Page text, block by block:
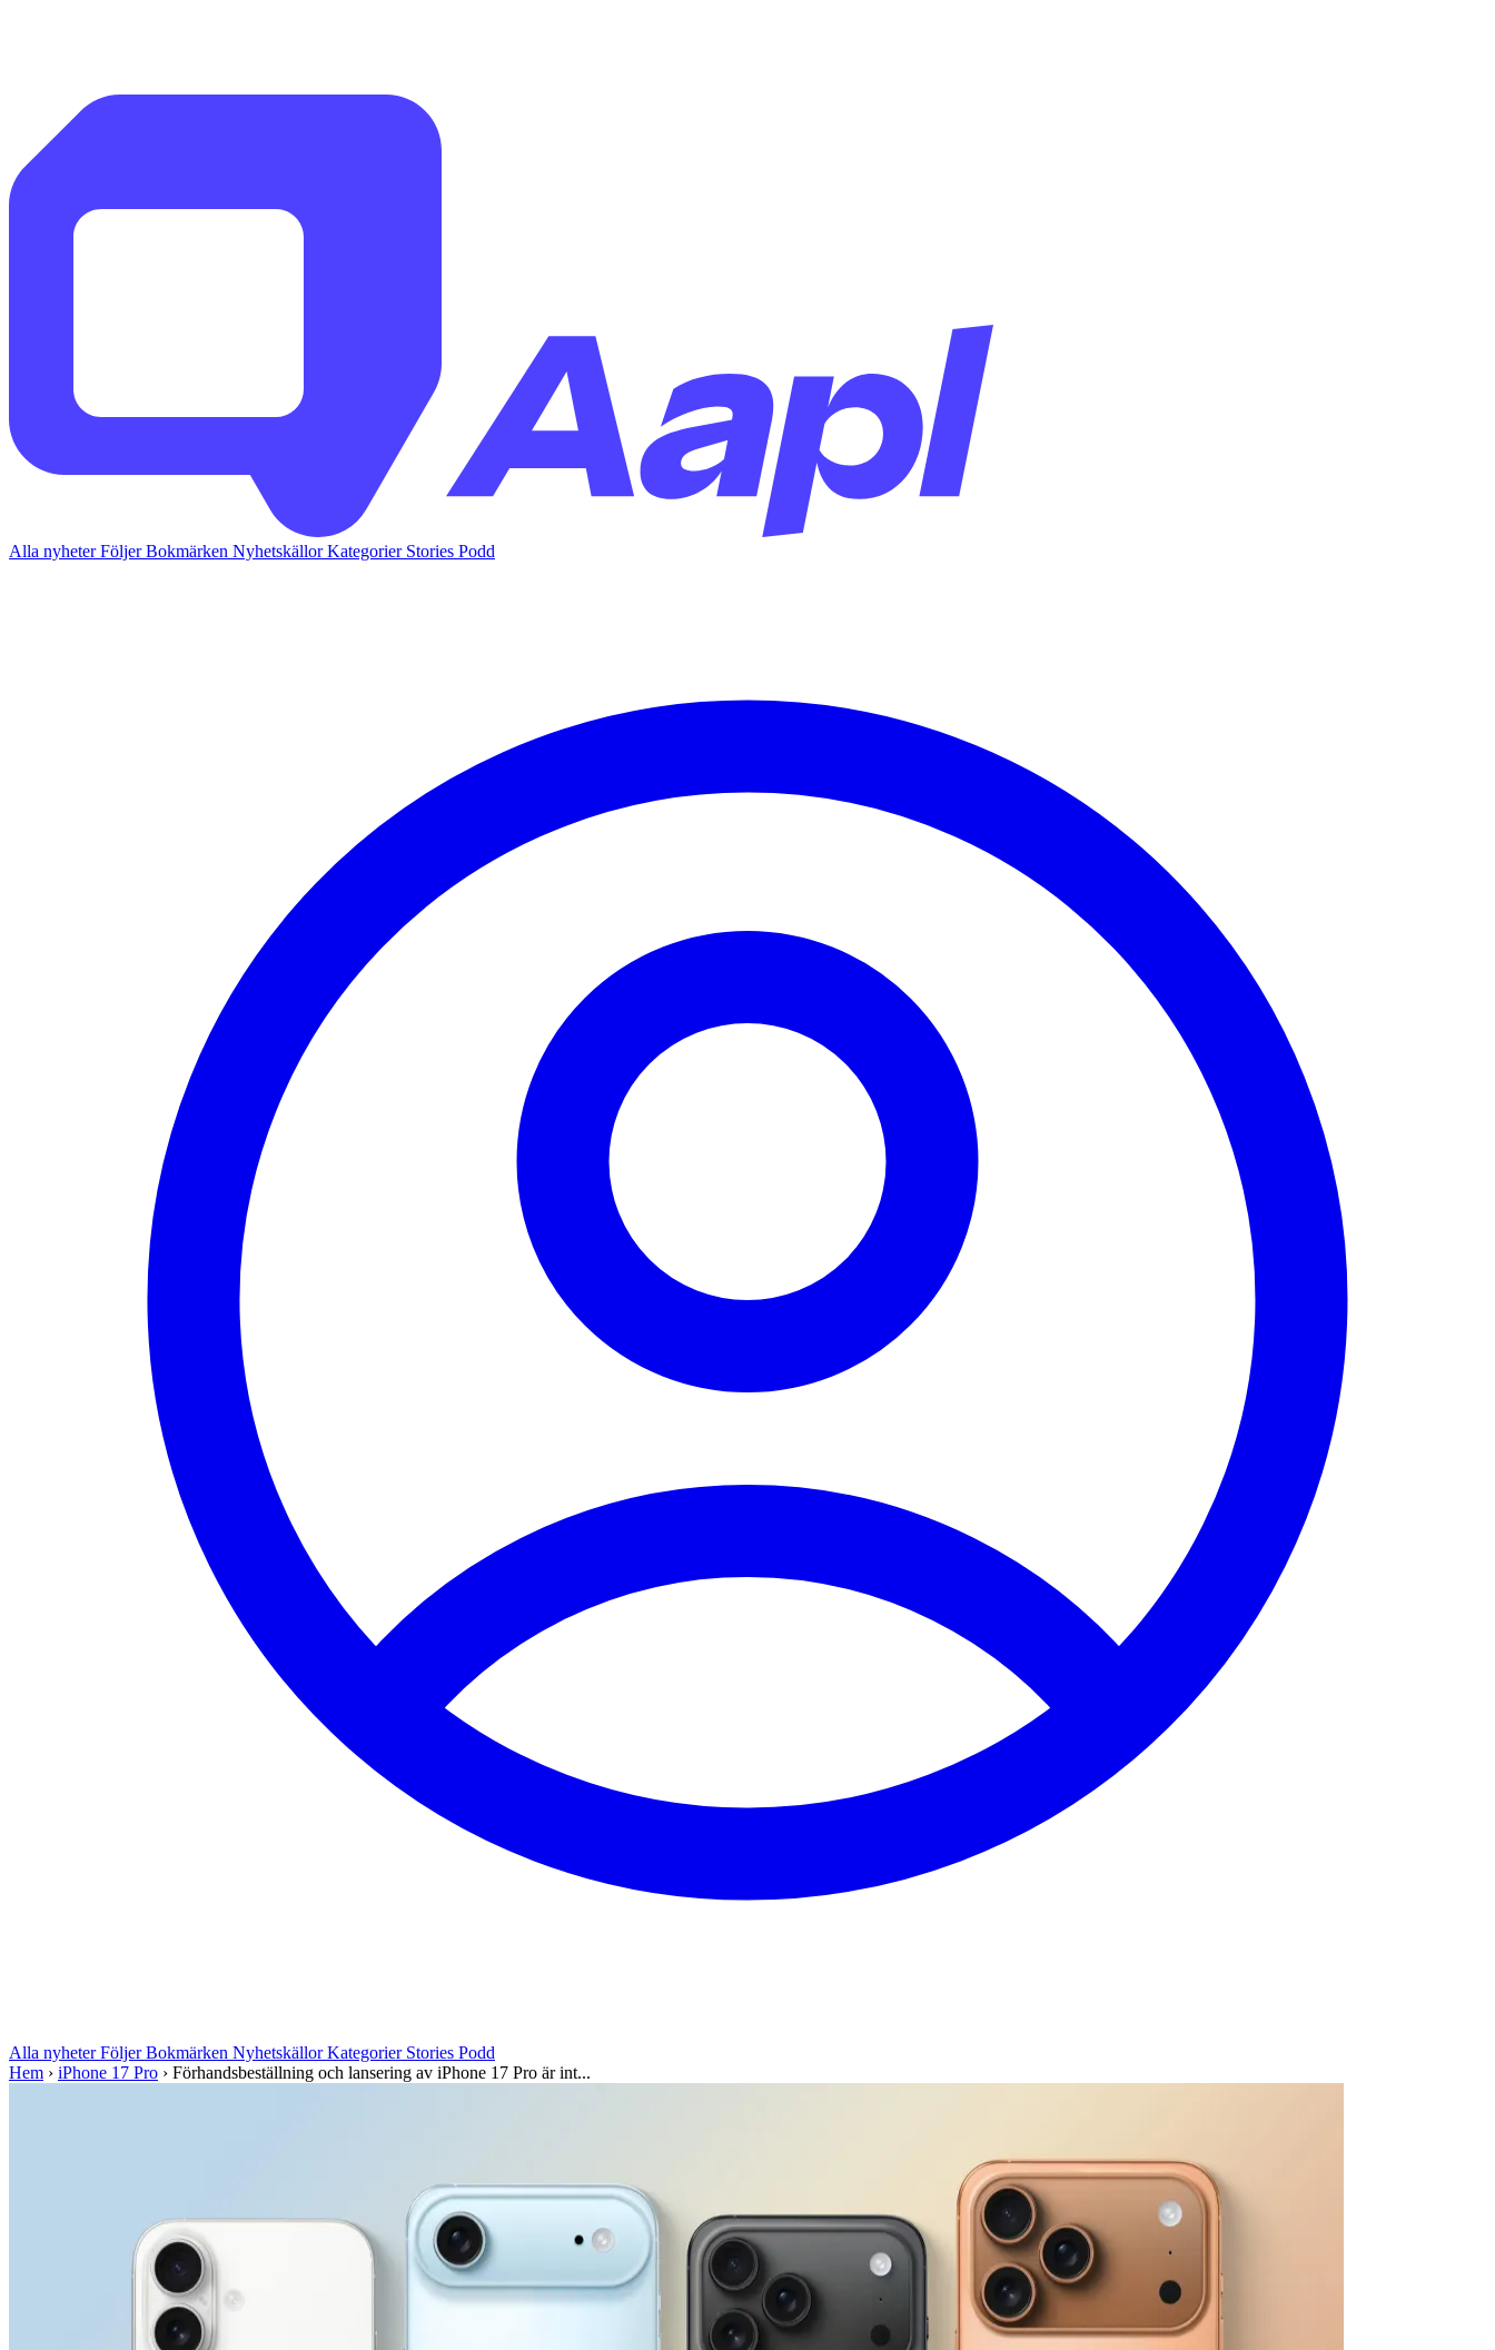
Alla nyheterFöljerBokmärken NyhetskällorKategorier Stories Podd
Alla nyheterFöljerBokmärken NyhetskällorKategorier Stories Podd
Hem › iPhone 17 Pro › Förhandsbeställning och lansering av iPhone 17 Pro är int...